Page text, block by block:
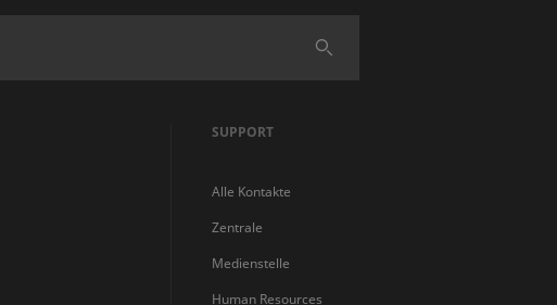
Finden
SUPPORT
Alle Kontakte
Zentrale
Medienstelle
Human Resources